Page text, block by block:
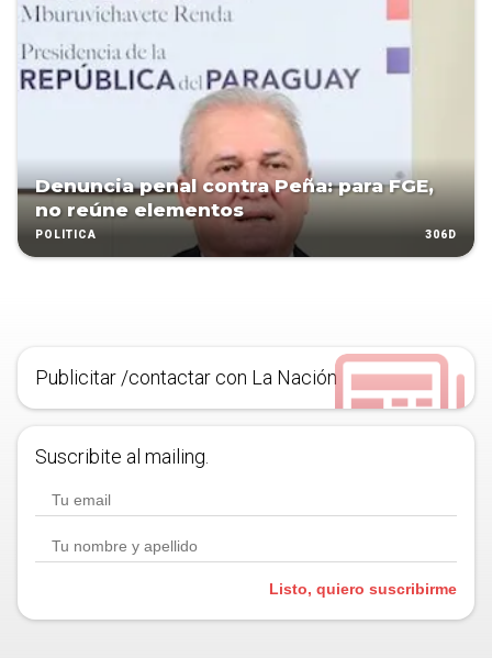
Denuncia penal contra Peña: para FGE,
no reúne elementos
POLÍTICA 306D
Publicitar /contactar con La Nación
Suscribite al mailing.
Listo, quiero suscribirme